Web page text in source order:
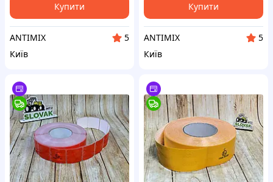
Купити
ANTIMIX
5
Київ
Купити
ANTIMIX
5
Київ